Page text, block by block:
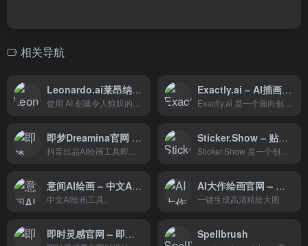
相关导航
Leonardo.ai莱昂纳多 – 构建市场领先的绘画功能 Exactly.ai – AI插画改进工具
即梦Dreamina官网 – 抖音出品的图片创作工具 Sticker.Show – 贴纸制作和生成工具
意间AI绘画 – 中文AI绘画工具
中文AI绘画工具。
AI大作绘画官网 – 推动设计革命，改变中国设计
一键生成高清精绘大图
即时灵感官网 – 即时设计旗下的AI绘画工具 Spellbrush